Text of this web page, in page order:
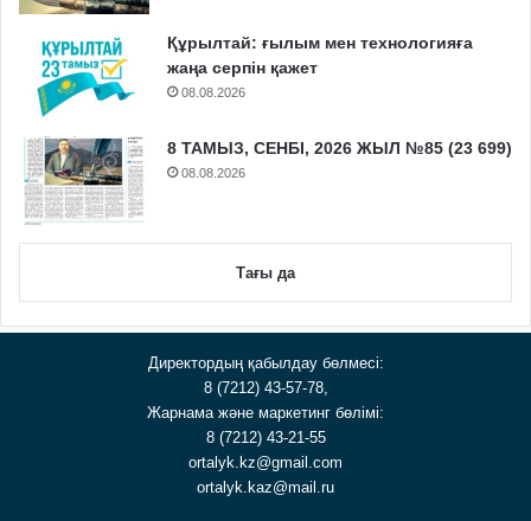
Құрылтай: ғылым мен технологияға
жаңа серпін қажет
08.08.2026
8 ТАМЫЗ, СЕНБІ, 2026 ЖЫЛ №85 (23 699)
08.08.2026
Тағы да
Директордың қабылдау бөлмесі:
8 (7212) 43-57-78,
Жарнама және маркетинг бөлімі:
8 (7212) 43-21-55
ortalyk.kz@gmail.com
ortalyk.kaz@mail.ru